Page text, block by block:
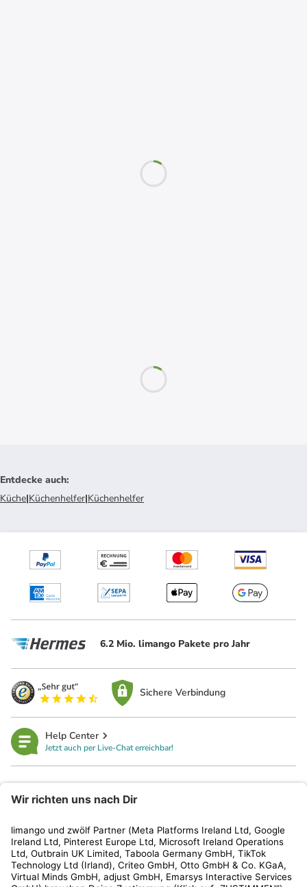
Entdecke auch:
Küche|Küchenhelfer|Küchenhelfer
6.2 Mio. limango Pakete pro Jahr
Sichere Verbindung
Help Center
Jetzt auch per Live-Chat erreichbar!
Kundenservice
Shop